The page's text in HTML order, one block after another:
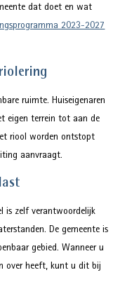
dat doet en wat
2023-2027
ruimte. Huiseigenaren
eigen terrein tot aan de
riool worden ontstopt
aanvraagt.
is zelf verantwoordelijk
De gemeente is
gebied. Wanneer u
over heeft, kunt u dit bij